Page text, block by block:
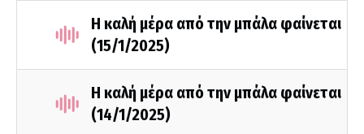
Η καλή μέρα από την μπάλα φαίνεται
(15/1/2025)
Η καλή μέρα από την μπάλα φαίνεται
(14/1/2025)